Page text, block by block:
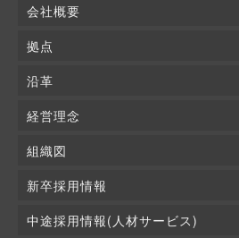
会社概要
拠点
沿革
経営理念
組織図
新卒採用情報
中途採用情報(人材サービス)